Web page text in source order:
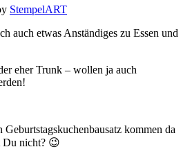
StempelART
auch etwas Anständiges zu Essen und
eher Trunk – wollen ja auch
Geburtstagskuchenbausatz kommen da
Du nicht? 😉